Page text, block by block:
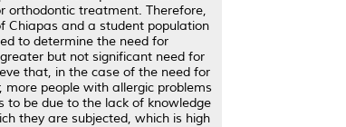
orthodontic treatment. Therefore,
Chiapas and a student population
to determine the need for
but not significant need for
that, in the case of the need for
people with allergic problems
to be due to the lack of knowledge
they are subjected, which is high